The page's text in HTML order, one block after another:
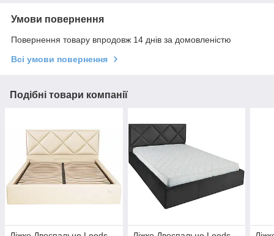
Умови повернення
Повернення товару впродовж 14 днів за домовленістю
Всі умови повернення
Подібні товари компанії